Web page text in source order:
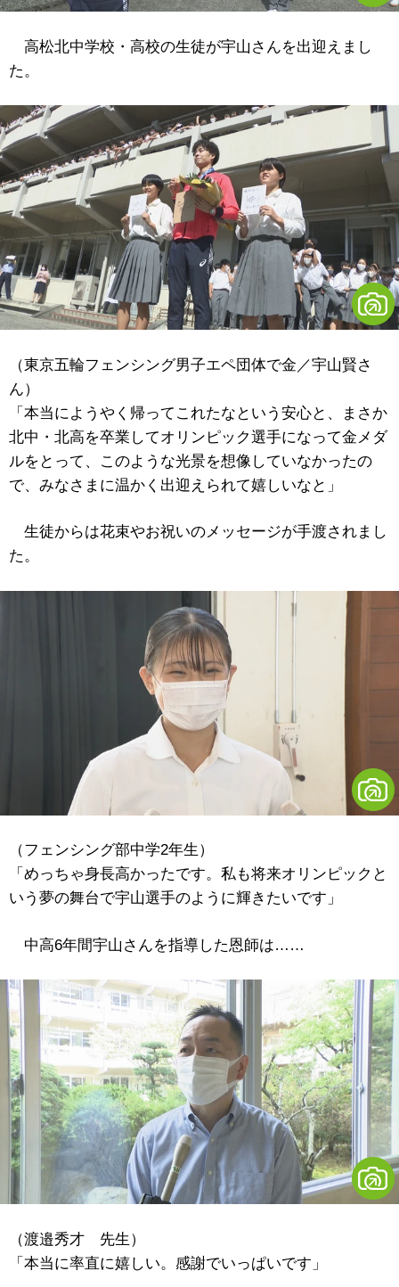
高松北中学校・高校の生徒が宇山さんを出迎えまし
た。
（東京五輪フェンシング男子エペ団体で金／宇山賢さ
ん）
「本当にようやく帰ってこれたなという安心と、まさか
北中・北高を卒業してオリンピック選手になって金メダ
ルをとって、このような光景を想像していなかったの
で、みなさまに温かく出迎えられて嬉しいなと」
生徒からは花束やお祝いのメッセージが手渡されまし
た。
（フェンシング部中学2年生）
「めっちゃ身長高かったです。私も将来オリンピックと
いう夢の舞台で宇山選手のように輝きたいです」
中高6年間宇山さんを指導した恩師は……
（渡邉秀才 先生）
「本当に率直に嬉しい。感謝でいっぱいです」